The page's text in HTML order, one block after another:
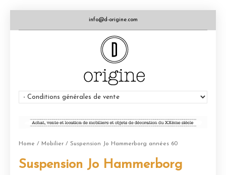
info@d-origine.com
Home / Mobilier / Suspension Jo Hammerborg années 60
Suspension Jo Hammerborg